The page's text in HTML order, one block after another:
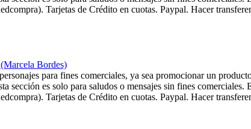
Tarjetas de Crédito en cuotas. Paypal. Hacer
Bordes)
para fines comerciales, ya sea promocionar un
sección es solo para saludos o mensajes sin fines
Tarjetas de Crédito en cuotas. Paypal. Hacer